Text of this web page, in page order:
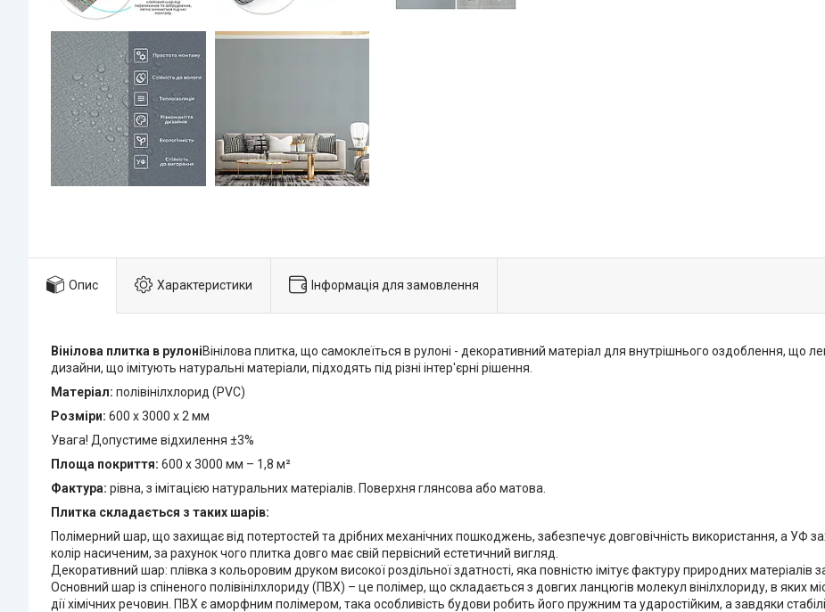
Опис Характеристики Інформація для замовлення
Вінілова плитка в рулоніВінілова плитка, що самоклеїться в рулоні - декоративний матеріал для внутрішнього оздоблення, що
дизайни, що імітують натуральні матеріали, підходять під різні інтер'єрні рішення.
Матеріал: полівінілхлорид (PVC)
Розміри: 600 х 3000 х 2 мм
Увага! Допустиме відхилення ±3%
Площа покриття: 600 х 3000 мм – 1,8 м²
Фактура: рівна, з імітацією натуральних матеріалів. Поверхня глянсова або матова.
Плитка складається з таких шарів:
Полімерний шар, що захищає від потертостей та дрібних механічних пошкоджень, забезпечує довговічність використання, а УФ
колір насиченим, за рахунок чого плитка довго має свій первісний естетичний вигляд.
Декоративний шар: плівка з кольоровим друком високої роздільної здатності, яка повністю імітує фактуру природних
Основний шар із спіненого полівінілхлориду (ПВХ) – це полімер, що складається з довгих ланцюгів молекул вінілхлориду, в яких
дії хімічних речовин. ПВХ є аморфним полімером, така особливість будови робить його пружним та ударостійким, а завдяки